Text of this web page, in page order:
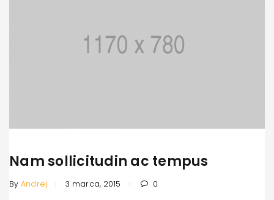
Nam sollicitudin ac tempus
By Andrej 3 marca, 2015 0